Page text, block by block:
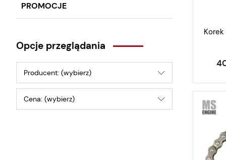
PROMOCJE
Opcje przeglądania
Producent: (wybierz)
Cena: (wybierz)